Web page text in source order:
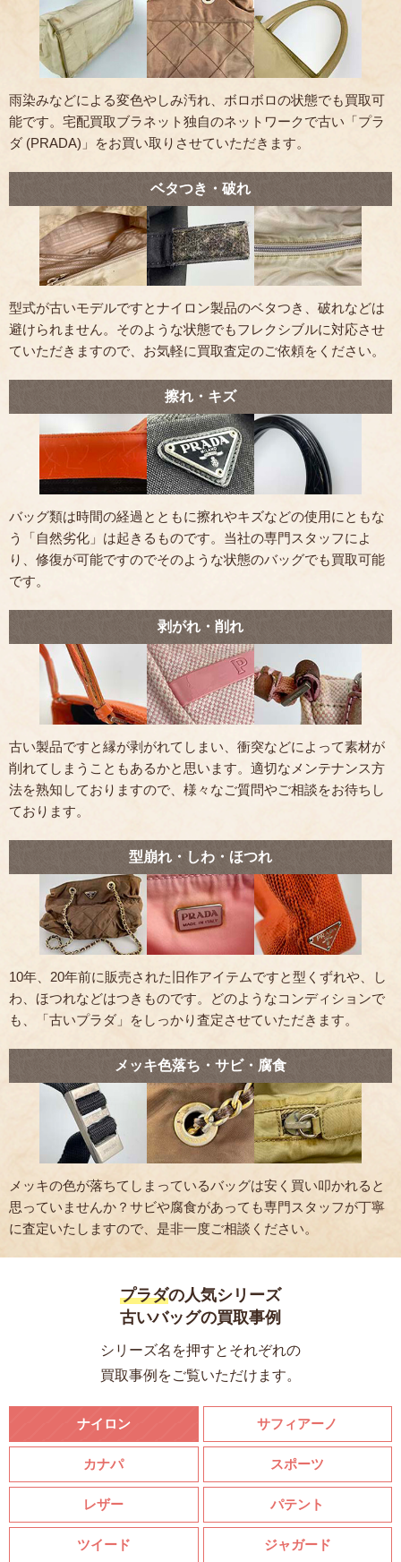
雨染みなどによる変色やしみ汚れ、ボロボロの状態でも買取可
能です。宅配買取ブラネット独自のネットワークで古い「プラ
ダ (PRADA)」をお買い取りさせていただきます。
ベタつき・破れ
型式が古いモデルですとナイロン製品のベタつき、破れなどは
避けられません。そのような状態でもフレクシブルに対応させ
ていただきますので、お気軽に買取査定のご依頼をください。
擦れ・キズ
バッグ類は時間の経過とともに擦れやキズなどの使用にともな
う「自然劣化」は起きるものです。当社の専門スタッフによ
り、修復が可能ですのでそのような状態のバッグでも買取可能
です。
剥がれ・削れ
古い製品ですと縁が剥がれてしまい、衝突などによって素材が
削れてしまうこともあるかと思います。適切なメンテナンス方
法を熟知しておりますので、様々なご質問やご相談をお待ちし
ております。
型崩れ・しわ・ほつれ
10年、20年前に販売された旧作アイテムですと型くずれや、し
わ、ほつれなどはつきものです。どのようなコンディションで
も、「古いプラダ」をしっかり査定させていただきます。
メッキ色落ち・サビ・腐食
メッキの色が落ちてしまっているバッグは安く買い叩かれると
思っていませんか？サビや腐食があっても専門スタッフが丁寧
に査定いたしますので、是非一度ご相談ください。
プラダの人気シリーズ
古いバッグの買取事例
シリーズ名を押すとそれぞれの
買取事例をご覧いただけます。
ナイロン サフィアーノ
カナパ スポーツ
レザー パテント
ツイード ジャガード